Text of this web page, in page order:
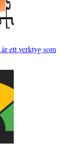
är ett verktyg som